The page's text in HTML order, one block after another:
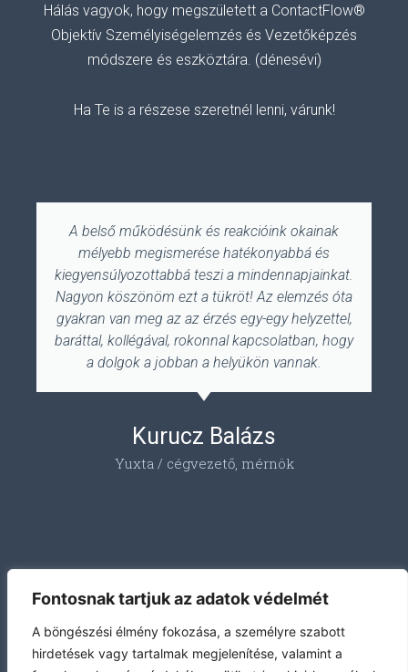
Fontosnak tartjuk az adatok védelmét
A böngészési élmény fokozása, a személyre szabott
hirdetések vagy tartalmak megjelenítése, valamint a
Hálás vagyok, hogy megszületett a ContactFlow®
Objektív Személyiségelemzés és Vezetőképzés
módszere és eszköztára. (dénesévi)
Ha Te is a részese szeretnél lenni, várunk!
A belső működésünk és reakcióink okainak
mélyebb megismerése hatékonyabbá és
kiegyensúlyozottabbá teszi a mindennapjainkat.
Nagyon köszönöm ezt a tükröt! Az elemzés óta
gyakran van meg az az érzés egy-egy helyzettel,
baráttal, kollégával, rokonnal kapcsolatban, hogy
a dolgok a jobban a helyükön vannak.
Kurucz Balázs
Yuxta / cégvezető, mérnök